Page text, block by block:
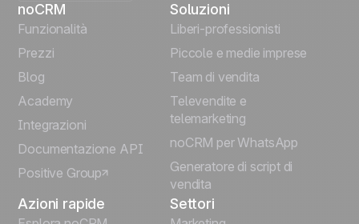
English
Español
Português
Deutsch
noCRM
Funzionalità
Prezzi
Blog
Academy
Integrazioni
Documentazione API
Positive Group
Soluzioni
Liberi-professionisti
Piccole e medie imprese
Team di vendita
Televendite e
telemarketing
noCRM per WhatsApp
Generatore di script di
vendita
Azioni rapide Settori